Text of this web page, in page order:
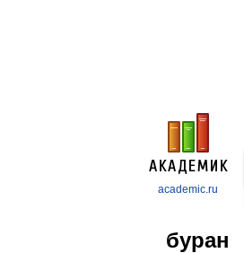
academic.ru
буран